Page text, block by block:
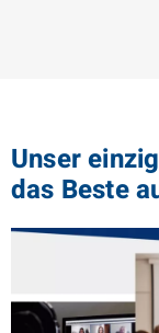
Unser
das Beste